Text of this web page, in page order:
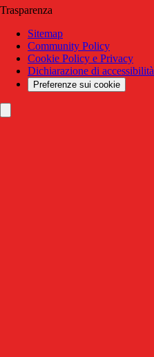
Trasparenza
Sitemap
Community Policy
Cookie Policy e Privacy
Dichiarazione di accessibilità
Preferenze sui cookie